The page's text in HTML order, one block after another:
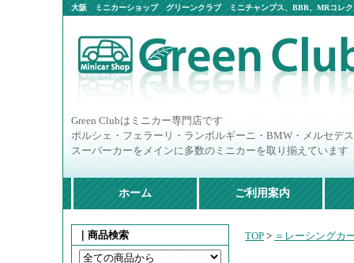
大阪 ミニカーショップ グリーンクラブ ミニチャンプス、BBR、MRコレ
Green Clubはミニカー専門店です
ポルシェ・フェラーリ・ランボルギーニ・BMW・メルセデ
スーパーカーをメインに多数のミニカーを取り揃えています
ホーム ご利用案内
｜商品検索 TOP > ＝レーシングカ